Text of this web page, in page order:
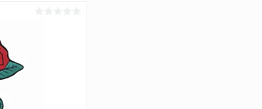
Сравнение
Под заказ